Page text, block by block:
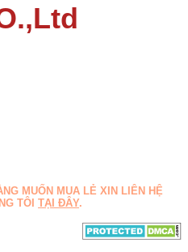
MUỐN MUA LẺ XIN LIÊN HỆ
TÔI TẠI ĐÂY.